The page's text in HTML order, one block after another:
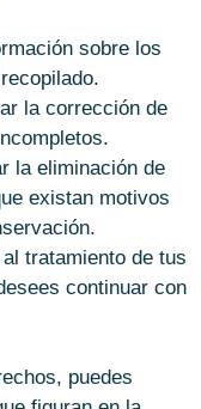
sobre los
la corrección de
la eliminación de
existan motivos
tratamiento de tus
continuar con
puedes